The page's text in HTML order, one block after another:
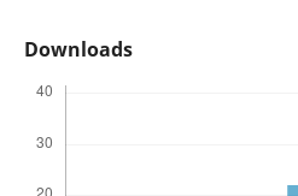
Downloads